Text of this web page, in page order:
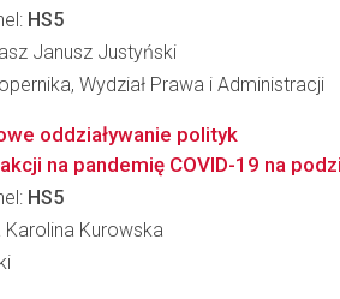
HS5
Janusz Justyński
Wydział Prawa i Administracji
oddziaływanie polityk
na pandemię COVID-19 na
HS5
Karolina Kurowska